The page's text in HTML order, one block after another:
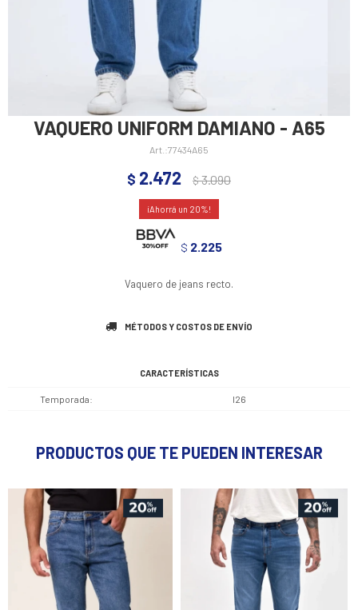
VAQUERO UNIFORM DAMIANO - A65
77434A65
$ 2.472 $3.090
20
$ 2.225
Vaquero de jeans recto.
MÉTODOS Y COSTOS DE ENVÍO
CARACTERÍSTICAS
Temporada I26
PRODUCTOS QUE TE PUEDEN INTERESAR